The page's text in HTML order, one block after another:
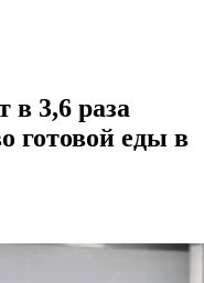
3,6 раза
готовой еды в